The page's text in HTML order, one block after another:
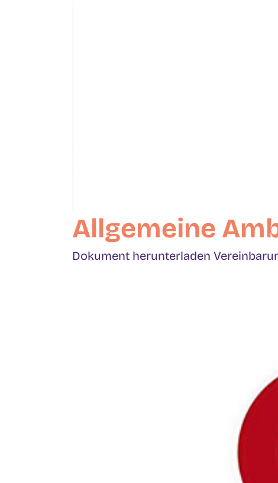
Allgemeine
Dokument herunterladen